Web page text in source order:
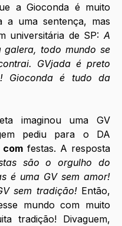
a Gioconda é muito
a uma sentença, mas
universitária de SP: A
todo mundo se
GVjada é preto
Gioconda é tudo da
pediu para o DA
com festas. A resposta
são o orgulho do
é uma GV sem amor!
sem tradição! Então,
mundo com muito
tradição! Divaguem,